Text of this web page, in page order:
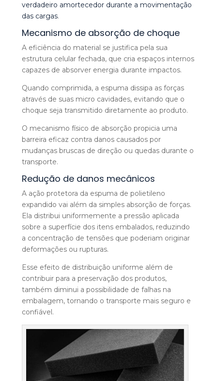
verdadeiro amortecedor durante a movimentação
das cargas.
Mecanismo de absorção de choque
A eficiência do material se justifica pela sua
estrutura celular fechada, que cria espaços internos
capazes de absorver energia durante impactos.
Quando comprimida, a espuma dissipa as forças
através de suas micro cavidades, evitando que o
choque seja transmitido diretamente ao produto.
O mecanismo físico de absorção propicia uma
barreira eficaz contra danos causados por
mudanças bruscas de direção ou quedas durante o
transporte.
Redução de danos mecânicos
A ação protetora da espuma de polietileno
expandido vai além da simples absorção de forças.
Ela distribui uniformemente a pressão aplicada
sobre a superfície dos itens embalados, reduzindo
a concentração de tensões que poderiam originar
deformações ou rupturas.
Esse efeito de distribuição uniforme além de
contribuir para a preservação dos produtos,
também diminui a possibilidade de falhas na
embalagem, tornando o transporte mais seguro e
confiável.